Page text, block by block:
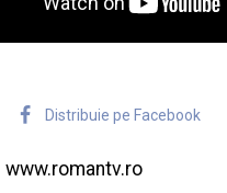
Distribuie pe Facebook
www.romantv.ro